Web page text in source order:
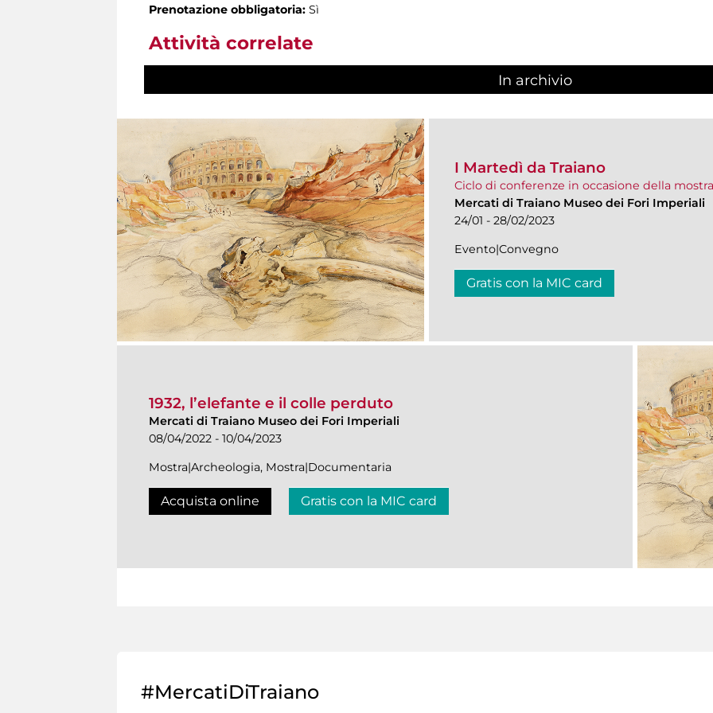
Prenotazione obbligatoria: Sì
Attività correlate
In archivio
I Martedì da Traiano
Ciclo di conferenze in occasione della
Mercati di Traiano Museo dei Fori Imperiali
24/01 - 28/02/2023
Evento|Convegno
Gratis con la MIC card
1932, l’elefante e il colle perduto
Mercati di Traiano Museo dei Fori Imperiali
08/04/2022 - 10/04/2023
Mostra|Archeologia, Mostra|Documentaria
Acquista online Gratis con la MIC card
#MercatiDiTraiano